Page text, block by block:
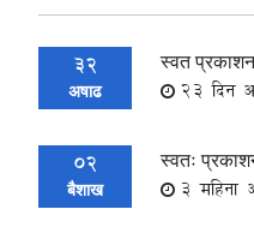
32
अषाढ
स्वत
23 दिन
02
बैशाख
स्वतः
3 महिना